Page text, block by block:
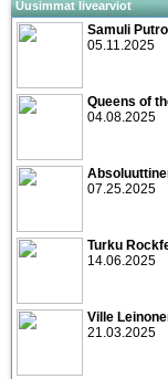
Uusimmat livearviot
Samuli
05.11.2025
Queens of
04.08.2025
07.25.2025
Turku
14.06.2025
Ville
21.03.2025